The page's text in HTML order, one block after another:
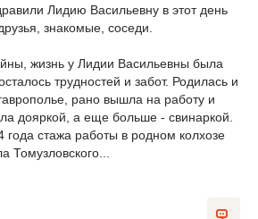
Лидию Васильевну в этот день
знакомые, соседи.
жизнь у Лидии Васильевны была
трудностей и забот. Родилась и
рано вышла на работу и
дояркой, а еще больше - свинаркой.
года стажа работы в родном колхозе
Томузловского...